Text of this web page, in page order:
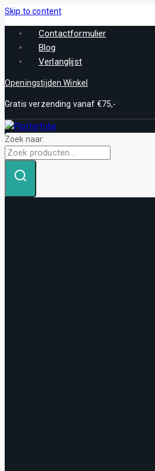
Skip to content
Contactformulier
Blog
Verlanglijst
Openingstijden Winkel
Gratis verzending vanaf €75,-
Zoek naar: